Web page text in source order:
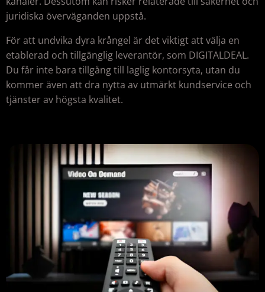
juridiska överväganden uppstå.
För att undvika dyra krångel är det viktigt att välja en
etablerad och tillgänglig leverantör, som DIGITALDEAL.
Du får inte bara tillgång till laglig kontorsyta, utan du
kommer även att dra nytta av utmärkt kundservice och
tjänster av högsta kvalitet.